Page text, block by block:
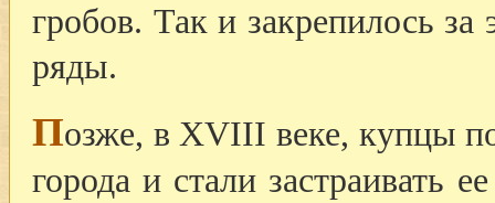
гробов. Так и закрепилось
ряды.
Позже, в XVIII веке, купцы
города и стали застраивать